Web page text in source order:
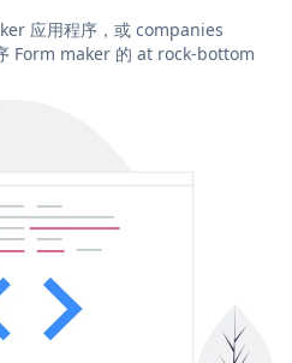
应用程序，或 companies
Form maker 的 at rock-bottom